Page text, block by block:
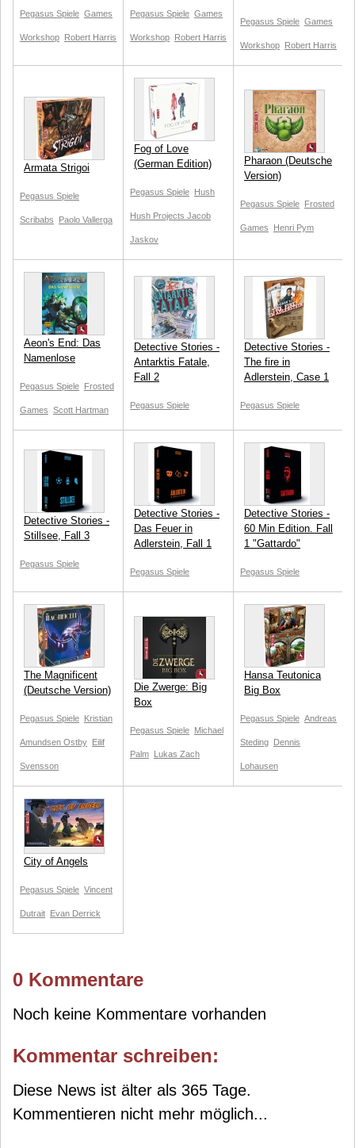
Pegasus Spiele Games
Workshop Robert Harris
Pegasus Spiele Games
Workshop Robert Harris
Pegasus Spiele Games
Workshop Robert Harris
Armata Strigoi
Pegasus Spiele
Scribabs Paolo Vallerga
Fog of Love
(German Edition)
Pegasus Spiele Hush
Hush Projects Jacob
Jaskov
Pharaon (Deutsche
Version)
Pegasus Spiele Frosted
Games Henri Pym
Aeon's End: Das
Namenlose
Pegasus Spiele Frosted
Games Scott Hartman
Detective Stories -
Antarktis Fatale,
Fall 2
Pegasus Spiele
Detective Stories -
The fire in
Adlerstein, Case 1
Pegasus Spiele
Detective Stories -
Stillsee, Fall 3
Pegasus Spiele
Detective Stories -
Das Feuer in
Adlerstein, Fall 1
Pegasus Spiele
Detective Stories -
60 Min Edition. Fall
1 "Gattardo"
Pegasus Spiele
The Magnificent
(Deutsche Version)
Pegasus Spiele Kristian
Amundsen Ostby Eilif
Svensson
Die Zwerge: Big
Box
Pegasus Spiele Michael
Palm Lukas Zach
Hansa Teutonica
Big Box
Pegasus Spiele Andreas
Steding Dennis
Lohausen
City of Angels
Pegasus Spiele Vincent
Dutrait Evan Derrick
0 Kommentare
Noch keine Kommentare vorhanden
Kommentar schreiben:
Diese News ist älter als 365 Tage.
Kommentieren nicht mehr möglich...